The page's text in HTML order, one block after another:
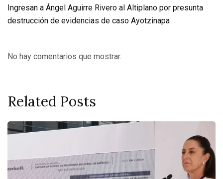
Ingresan a Ángel Aguirre Rivero al Altiplano por presunta
destrucción de evidencias de caso Ayotzinapa
No hay comentarios que mostrar.
Related Posts